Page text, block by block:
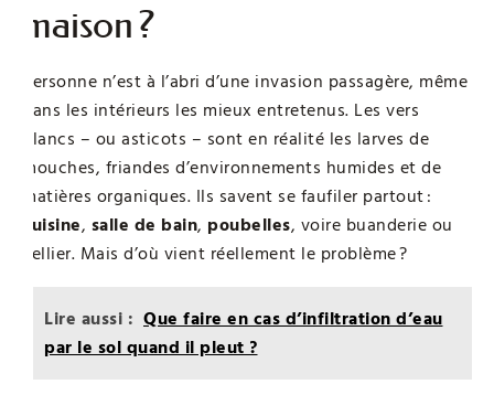
maison ?
Personne n’est à l’abri d’une invasion passagère, même
dans les intérieurs les mieux entretenus. Les vers
blancs – ou asticots – sont en réalité les larves de
mouches, friandes d’environnements humides et de
matières organiques. Ils savent se faufiler partout :
cuisine, salle de bain, poubelles, voire buanderie ou
cellier. Mais d’où vient réellement le problème ?
Lire aussi : Que faire en cas d’infiltration d’eau
par le sol quand il pleut ?